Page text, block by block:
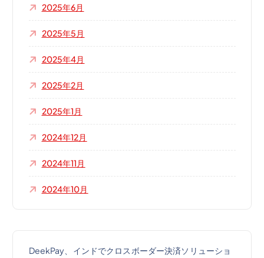
2025年6月
2025年5月
2025年4月
2025年2月
2025年1月
2024年12月
2024年11月
2024年10月
DeekPay、インドでクロスボーダー決済ソリューショ